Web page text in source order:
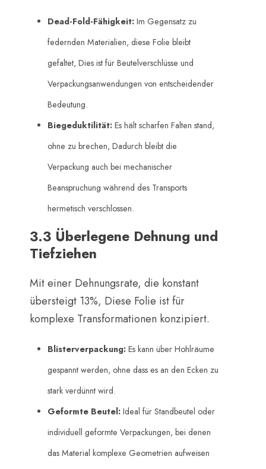
Dead-Fold-Fähigkeit:​ Im Gegensatz zu
federnden Materialien, diese Folie bleibt
gefaltet, Dies ist für Beutelverschlüsse und
Verpackungsanwendungen von entscheidender
Bedeutung.
Biegeduktilität:​ Es hält scharfen Falten stand,
ohne zu brechen, Dadurch bleibt die
Verpackung auch bei mechanischer
Beanspruchung während des Transports
hermetisch verschlossen.
3.3 Überlegene Dehnung und
Tiefziehen
Mit einer Dehnungsrate, die konstant
übersteigt 13%, Diese Folie ist für
komplexe Transformationen konzipiert.
Blisterverpackung:​ Es kann über Hohlräume
gespannt werden, ohne dass es an den Ecken zu
stark verdünnt wird.
Geformte Beutel:​ Ideal für Standbeutel oder
individuell geformte Verpackungen, bei denen
das Material komplexe Geometrien aufweisen